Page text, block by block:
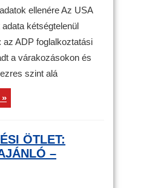
ellenére Az USA
kétségtelenül
az ADP foglalkoztatási
a várakozásokon és
szint alá
ÖTLET:
–